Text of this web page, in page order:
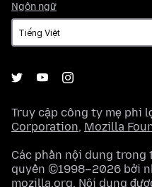
Ngôn ngữ
ngữ
Truy cập công ty mẹ phi
Corporation, Mozilla
Các phần nội dung trong
quyền ©1998–2026 bởi
mozilla.org. Nội dung